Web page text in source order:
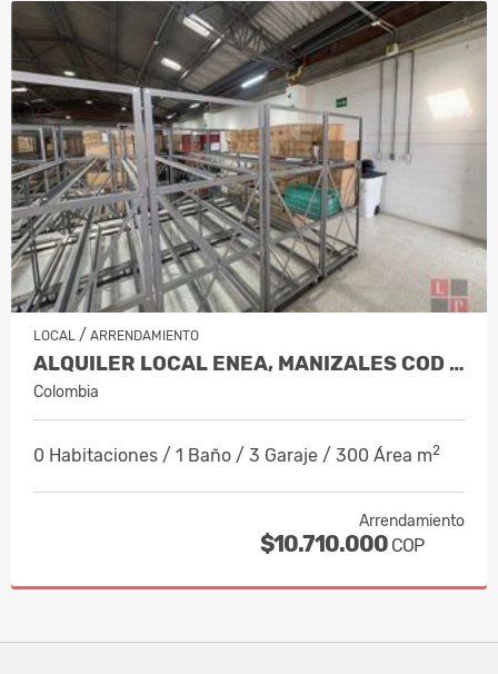
LOCAL / ARRENDAMIENTO
ALQUILER LOCAL ENEA, MANIZALES COD 1…
Colombia
0 Habitaciones / 1 Baño / 3 Garaje / 300 Área m2
Arrendamiento
$10.710.000 COP